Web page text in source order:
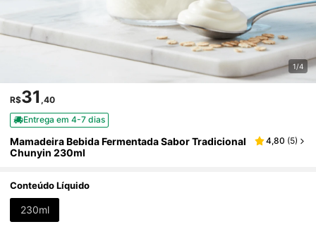
1/4
R$31 ,40
Entrega em 4-7 dias
Mamadeira Bebida Fermentada Sabor Tradicional
Chunyin 230ml
4,80 (5)
Conteúdo Líquido
230ml